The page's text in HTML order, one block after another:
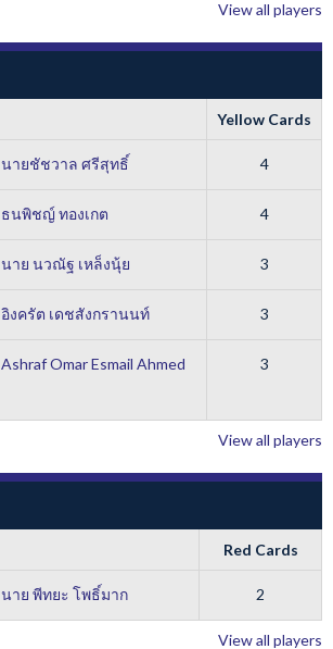
View all players
Yellow Cards
นายชัชวาล ศรีสุทธิ์ 4
ธนพิชญ์ ทองเกต 4
นาย นวณัฐ เหล็งนุ้ย 3
อิงครัต เดชสังกรานนท์ 3
Ashraf Omar Esmail Ahmed
3
View all players
Red Cards
นาย พีทยะ โพธิ์มาก 2
View all players